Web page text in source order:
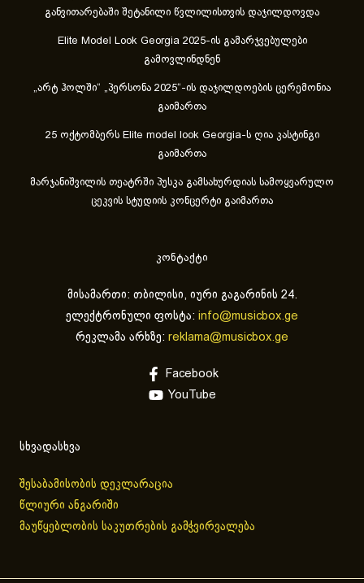
განვითარებაში შეტანილი წვლილისთვის დაჯილდოვდა
Elite Model Look Georgia 2025-ის გამარჯვებულები
გამოვლინდნენ
„არტ ჰოლში“ „პერსონა 2025“-ის დაჯილდოების ცერემონია
გაიმართა
25 ოქტომბერს Elite model look Georgia-ს ღია კასტინგი
გაიმართა
მარჯანიშვილის თეატრში პუსკა გამსახურდიას სამოყვარულო
ცეკვის სტუდიის კონცერტი გაიმართა
კონტაქტი
მისამართი: თბილისი, იური გაგარინის 24.
ელექტრონული ფოსტა: info@musicbox.ge
რეკლამა არხზე: reklama@musicbox.ge
Facebook
YouTube
სხვადასხვა
შესაბამისობის დეკლარაცია
წლიური ანგარიში
მაუწყებლობის საკუთრების გამჭვირვალება